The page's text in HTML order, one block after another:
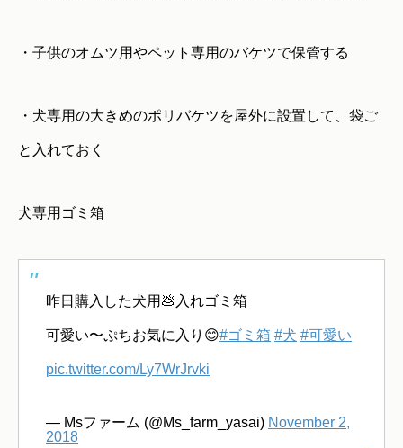
・子供のオムツ用やペット専用のバケツで保管する
・犬専用の大きめのポリバケツを屋外に設置して、袋ご
と入れておく
犬専用ゴミ箱
昨日購入した犬用💩入れゴミ箱
可愛い〜ぷちお気に入り😊#ゴミ箱 #犬 #可愛い
pic.twitter.com/Ly7WrJrvki
— Msファーム (@Ms_farm_yasai) November 2,
2018